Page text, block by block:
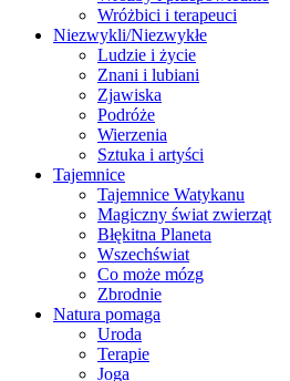
Wróżbici i terapeuci
Niezwykli/Niezwykłe
Ludzie i życie
Znani i lubiani
Zjawiska
Podróże
Wierzenia
Sztuka i artyści
Tajemnice
Tajemnice Watykanu
Magiczny świat zwierząt
Błękitna Planeta
Wszechświat
Co może mózg
Zbrodnie
Natura pomaga
Uroda
Terapie
Joga